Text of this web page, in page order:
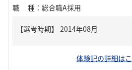
職種 ： 総合職A採用
体験記の詳細は